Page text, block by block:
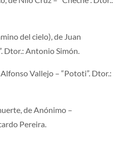
del cielo), de Juan
Dtor.: Antonio Simón.
Vallejo – “Pototi”. Dtor.:
de Anónimo –
Pereira.